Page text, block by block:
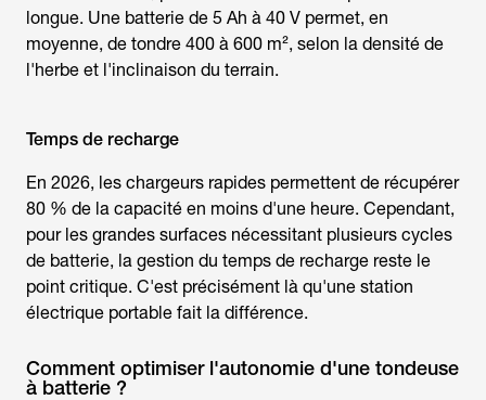
longue. Une batterie de 5 Ah à 40 V permet, en
moyenne, de tondre 400 à 600 m², selon la densité de
l'herbe et l'inclinaison du terrain.
Temps de recharge
En 2026, les chargeurs rapides permettent de récupérer
80 % de la capacité en moins d'une heure. Cependant,
pour les grandes surfaces nécessitant plusieurs cycles
de batterie, la gestion du temps de recharge reste le
point critique. C'est précisément là qu'une station
électrique portable fait la différence.
Comment optimiser l'autonomie d'une tondeuse
à batterie ?